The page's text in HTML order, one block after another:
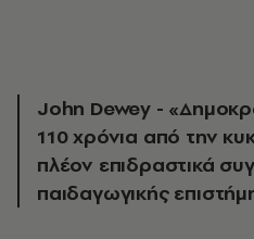
John Dewey -
110 χρόνια από την
πλέον επιδραστικά
παιδαγωγικής